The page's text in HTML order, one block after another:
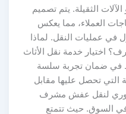
الآلات الثقيلة. يتم تصميم
العملاء، مما يعكس
في عمليات النقل. لماذا
اختيار خدمة نقل الأثاث
في ضمان تجربة سلسة
التي تحصل عليها مقابل
لوري لنقل عفش مشرف
في السوق. حيث تتمتع